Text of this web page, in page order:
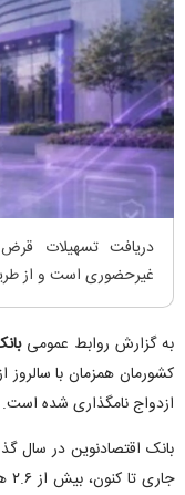
دریافت تسهیلات
غیرحضوری است و از
به گزارش روابط عمومی
کشورمان همزمان با
ازدواج نامگذاری شده است.